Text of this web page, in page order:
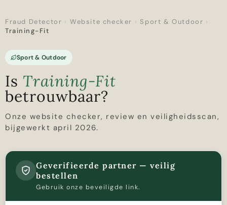
Fraud Detector › Website checker › Sport & Outdoor ›
Training-Fit
Sport & Outdoor
Is Training-Fit
betrouwbaar?
Onze website checker, review en veiligheidsscan,
bijgewerkt april 2026.
Geverifieerde partner — veilig
bestellen
Gebruik onze beveiligde link.